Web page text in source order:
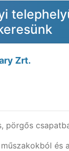
Zrt.
pörgős
és